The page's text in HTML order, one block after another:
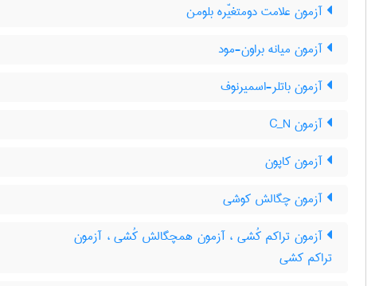
آزمون علامت دومتغیّره بلومن
آزمون میانه براون-مود
آزمون باتلر-اسمیرنوف
آزمون C‌_‌N
آزمون کاپون
آزمون چگالش کوشی
آزمون تراکم کُشی ، آزمون همچگالش کُشی ، آزمون
تراکم کشی